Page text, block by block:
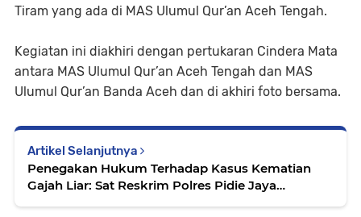
Tiram yang ada di MAS Ulumul Qur’an Aceh Tengah.
Kegiatan ini diakhiri dengan pertukaran Cindera Mata
antara MAS Ulumul Qur’an Aceh Tengah dan MAS
Ulumul Qur’an Banda Aceh dan di akhiri foto bersama.
Artikel Selanjutnya
Penegakan Hukum Terhadap Kasus Kematian
Gajah Liar: Sat Reskrim Polres Pidie Jaya